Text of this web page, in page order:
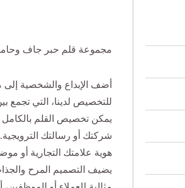
مجموعة قلم حبر جاف
أضف الإبداع والشخصية
للتخصيص لدينا، التي
يمكن تخصيص القلم بالكامل
شركتك أو رسالتك
هوية علامتك التجارية أو
يضيف التصميم المرح